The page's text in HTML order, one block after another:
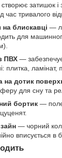
затишок і
час тривалого
блискавці —
для
ПВХ — забезпечує
плитка, ламінат,
на дотик
для сну та
бортик —
— чорний
вписується в